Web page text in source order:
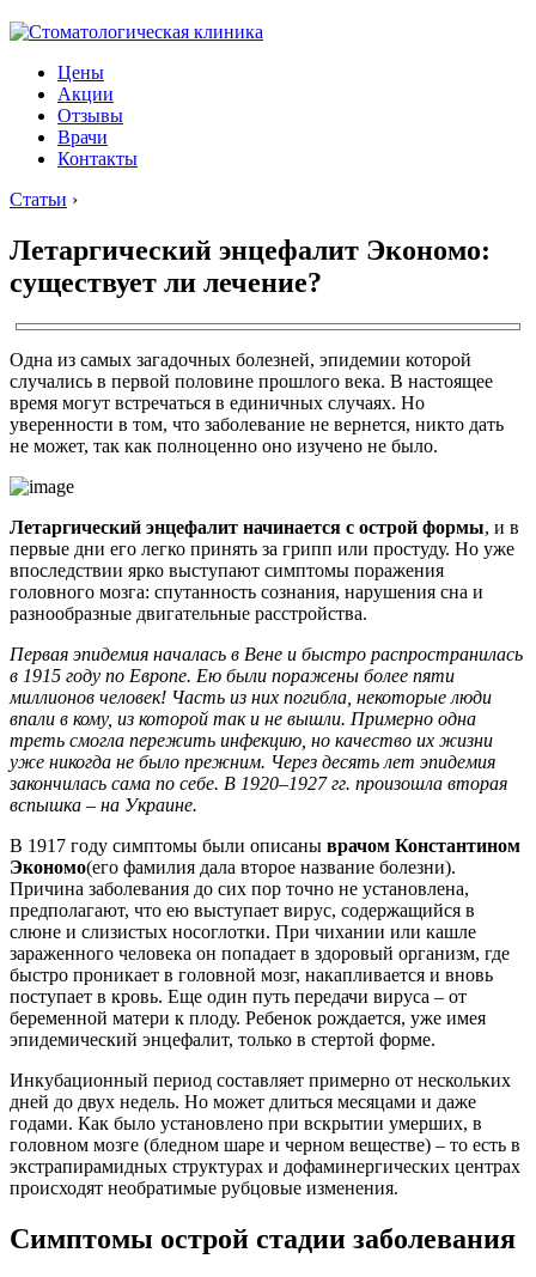
Цены
Акции
Отзывы
Врачи
Контакты
Статьи ›
Летаргический энцефалит Экономо:
существует ли лечение?
Одна из самых загадочных болезней, эпидемии которой
случались в первой половине прошлого века. В настоящее
время могут встречаться в единичных случаях. Но
уверенности в том, что заболевание не вернется, никто дать
не может, так как полноценно оно изучено не было.
Летаргический энцефалит начинается с острой формы, и в
первые дни его легко принять за грипп или простуду. Но уже
впоследствии ярко выступают симптомы поражения
головного мозга: спутанность сознания, нарушения сна и
разнообразные двигательные расстройства.
Первая эпидемия началась в Вене и быстро распространилась
в 1915 году по Европе. Ею были поражены более пяти
миллионов человек! Часть из них погибла, некоторые люди
впали в кому, из которой так и не вышли. Примерно одна
треть смогла пережить инфекцию, но качество их жизни
уже никогда не было прежним. Через десять лет эпидемия
закончилась сама по себе. В 1920–1927 гг. произошла вторая
вспышка – на Украине.
В 1917 году симптомы были описаны врачом Константином
Экономо(его фамилия дала второе название болезни).
Причина заболевания до сих пор точно не установлена,
предполагают, что ею выступает вирус, содержащийся в
слюне и слизистых носоглотки. При чихании или кашле
зараженного человека он попадает в здоровый организм, где
быстро проникает в головной мозг, накапливается и вновь
поступает в кровь. Еще один путь передачи вируса – от
беременной матери к плоду. Ребенок рождается, уже имея
эпидемический энцефалит, только в стертой форме.
Инкубационный период составляет примерно от нескольких
дней до двух недель. Но может длиться месяцами и даже
годами. Как было установлено при вскрытии умерших, в
головном мозге (бледном шаре и черном веществе) – то есть в
экстрапирамидных структурах и дофаминергических центрах
происходят необратимые рубцовые изменения.
Симптомы острой стадии заболевания